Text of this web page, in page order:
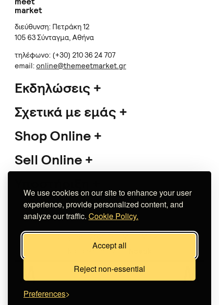
We use cookies on our site to enhance your user
experience, provide personalized content, and
analyze our traffic. Cookie Policy.
Accept all
Reject non-essential
Preferences
market
διεύθυνση: Πετράκη 12
105 63 Σύνταγμα, Αθήνα
τηλέφωνο: (+30) 210 36 24 707
email: online@themeetmarket.gr
Εκδηλώσεις
Σχετικά με εμάς
Shop Online
Sell Online
Κατασκευή eshop